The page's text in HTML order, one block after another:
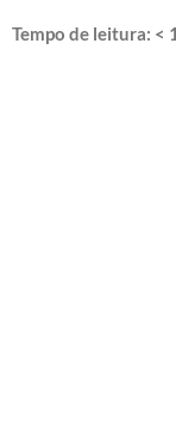
Tempo de leitura: < 1